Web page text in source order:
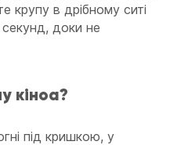
крупу в дрібному ситі
доки не
кіноа?
під кришкою, у